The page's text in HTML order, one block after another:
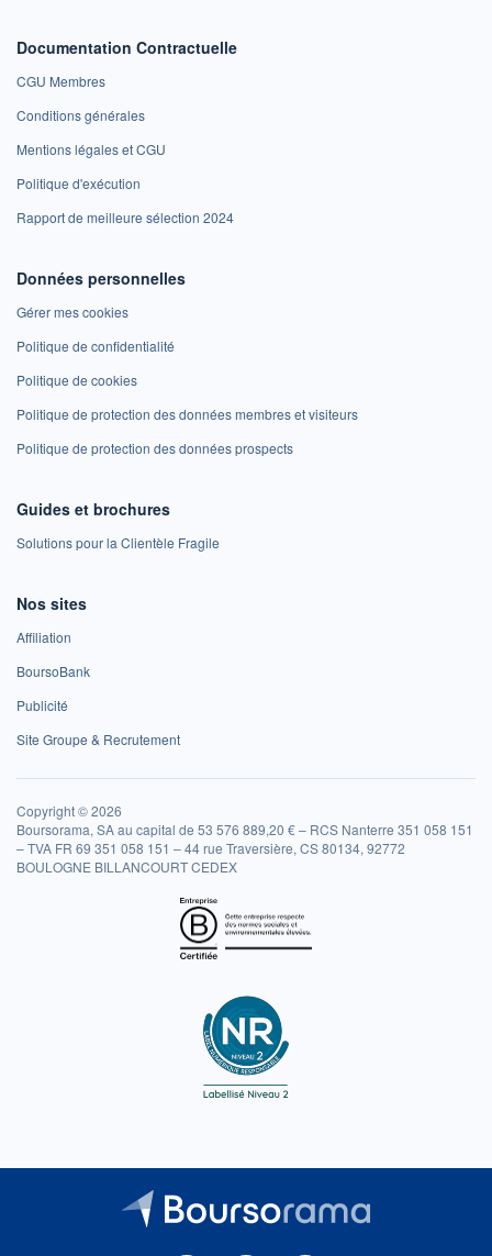
Documentation Contractuelle
CGU Membres
Conditions générales
Mentions légales et CGU
Politique d'exécution
Rapport de meilleure sélection 2024
Données personnelles
Gérer mes cookies
Politique de confidentialité
Politique de cookies
Politique de protection des données membres et visiteurs
Politique de protection des données prospects
Guides et brochures
Solutions pour la Clientèle Fragile
Nos sites
Affiliation
BoursoBank
Publicité
Site Groupe & Recrutement
Copyright © 2026
Boursorama, SA au capital de 53 576 889,20 € – RCS Nanterre 351 058 151
– TVA FR 69 351 058 151 – 44 rue Traversière, CS 80134, 92772
BOULOGNE BILLANCOURT CEDEX